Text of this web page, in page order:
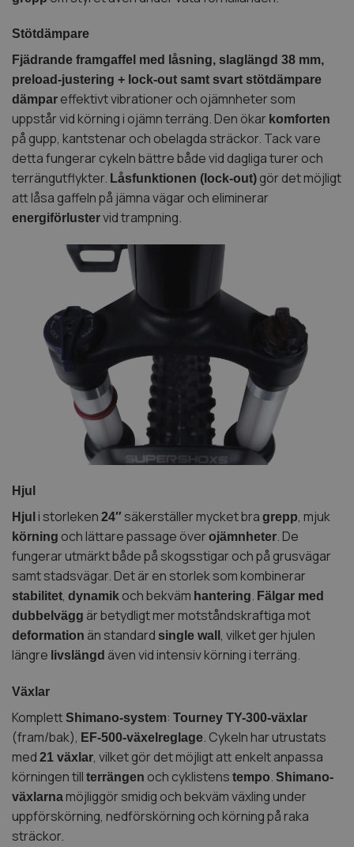
Stötdämpare
Fjädrande framgaffel med låsning, slaglängd 38 mm,
preload-justering + lock-out samt svart stötdämpare
dämpar effektivt vibrationer och ojämnheter som
uppstår vid körning i ojämn terräng. Den ökar komforten
på gupp, kantstenar och obelagda sträckor. Tack vare
detta fungerar cykeln bättre både vid dagliga turer och
terrängutflykter. Låsfunktionen (lock-out) gör det möjligt
att låsa gaffeln på jämna vägar och eliminerar
energiförlustervid trampning.
Hjul
Hjul i storleken 24″ säkerställer mycket bra grepp, mjuk
körning och lättare passage över ojämnheter. De
fungerar utmärkt både på skogsstigar och på grusvägar
samt stadsvägar. Det är en storlek som kombinerar
stabilitet, dynamik och bekväm hantering. Fälgar med
dubbelvägg är betydligt mer motståndskraftiga mot
deformation än standard single wall , vilket ger hjulen
längre livslängd även vid intensiv körning i terräng.
Växlar
Komplett Shimano-system: Tourney TY-300-växlar
(fram/bak), EF-500-växelreglage. Cykeln har utrustats
med 21 växlar, vilket gör det möjligt att enkelt anpassa
körningen till terrängen och cyklistens tempo. Shimano-
växlarna möjliggör smidig och bekväm växling under
uppförskörning, nedförskörning och körning på raka
sträckor.